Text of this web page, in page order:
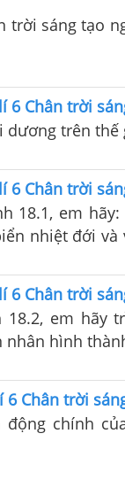
trời sáng tạo
6 Chân trời
dương trên thế
6 Chân trời
18.1, em
nhiệt đới và
6 Chân trời
em hãy
nhân hình
18.3, em
dòng biển
dòng biển
6 Chân trời
chính